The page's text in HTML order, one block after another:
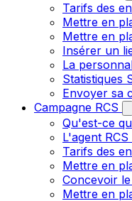
Tarifs des
Mettre en
Mettre en
Insérer un
La
Statistiques
Envoyer sa
Campagne RCS
Qu'est-ce
L'agent
Tarifs des
Mettre en
Concevoir
Mettre en